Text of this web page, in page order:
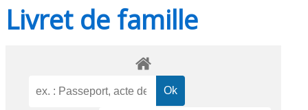
Livret de famille